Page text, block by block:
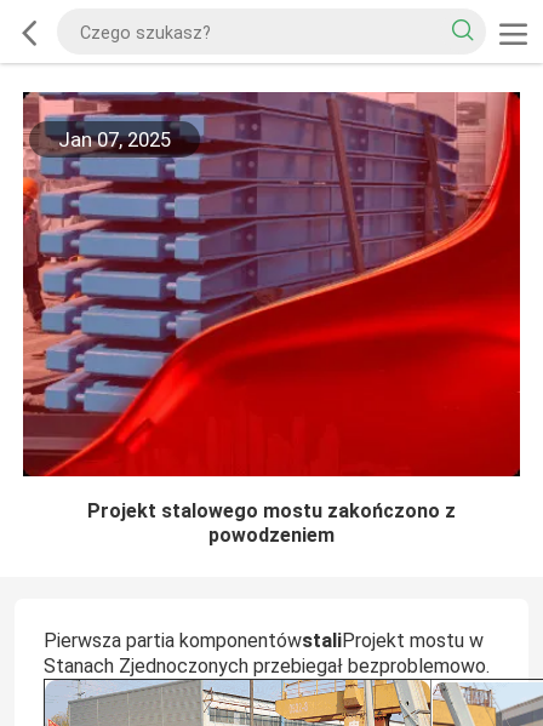
Jan 07, 2025
Projekt stalowego mostu zakończono z
powodzeniem
Pierwsza partia komponentówstaliProjekt mostu w
Stanach Zjednoczonych przebiegał bezproblemowo.